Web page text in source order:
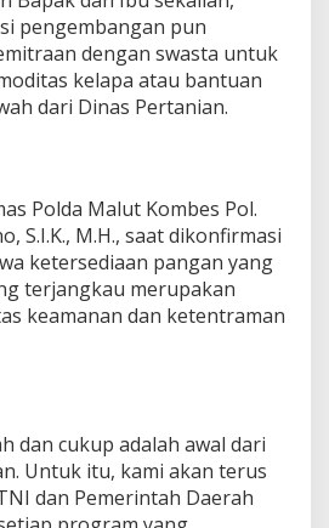
pengembangan pun
dengan swasta untuk
kelapa atau bantuan
dari Dinas Pertanian.
Polda Malut Kombes Pol.
S.I.K., M.H., saat dikonfirmasi
ketersediaan pangan yang
terjangkau merupakan
keamanan dan ketentraman
dan cukup adalah awal dari
Untuk itu, kami akan terus
dan Pemerintah Daerah